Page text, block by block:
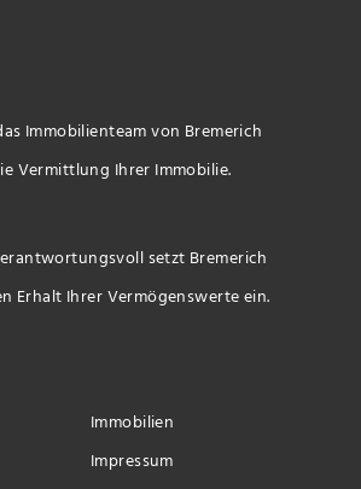
Immobilienteam von Bremerich
Vermittlung Ihrer Immobilie.
setzt Bremerich
Erhalt Ihrer Vermögenswerte ein.
Immobilien
Impressum